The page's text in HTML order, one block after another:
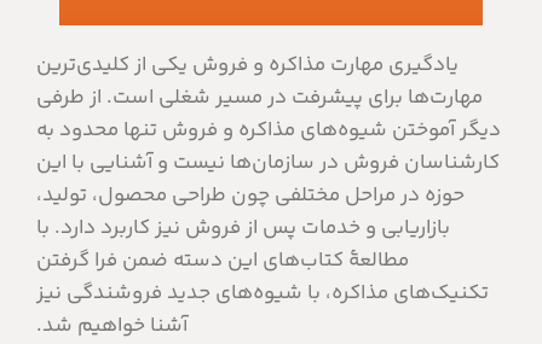
یادگیری مهارت مذاکره و فروش یکی از کلیدی‌ترین
مهارت‌ها برای پیشرفت در مسیر شغلی است. از طرفی
دیگر آموختن شیوه‌های مذاکره و فروش تنها محدود به
کارشناسان فروش در سازمان‌ها نیست و آشنایی با این
حوزه در مراحل مختلفی چون طراحی محصول، تولید،
بازاریابی و خدمات پس از فروش نیز کاربرد دارد. با
مطالعۀ کتاب‌های این دسته ضمن فرا گرفتن
تکنیک‌های مذاکره، با شیوه‌های جدید فروشندگی نیز
آشنا خواهیم شد.